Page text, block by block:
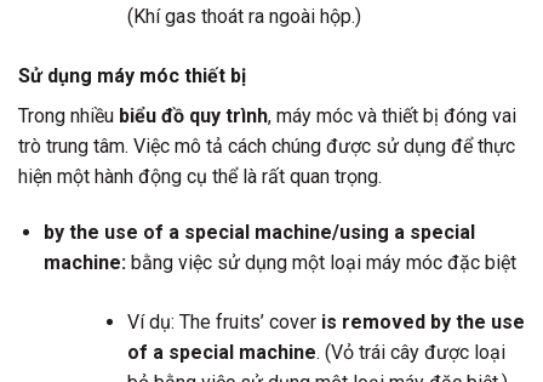
(Khí gas thoát ra ngoài hộp.)
Sử dụng máy móc thiết bị
Trong nhiều biểu đồ quy trình, máy móc và thiết bị đóng vai
trò trung tâm. Việc mô tả cách chúng được sử dụng để thực
hiện một hành động cụ thể là rất quan trọng.
by the use of a special machine/using a special
machine:bằng việc sử dụng một loại máy móc đặc biệt
Ví dụ: The fruits’ cover is removed by the use
of a special machine. (Vỏ trái cây được loại